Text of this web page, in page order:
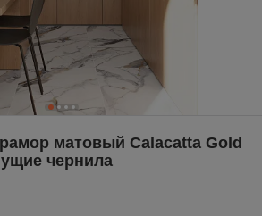
матовый Calacatta Gold
чернила